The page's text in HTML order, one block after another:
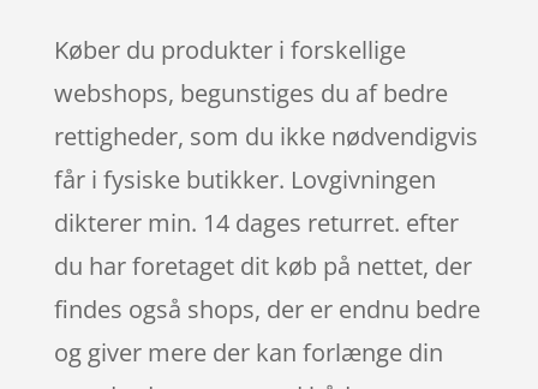
Køber du produkter i forskellige
webshops, begunstiges du af bedre
rettigheder, som du ikke nødvendigvis
får i fysiske butikker. Lovgivningen
dikterer min. 14 dages returret. efter
du har foretaget dit køb på nettet, der
findes også shops, der er endnu bedre
og giver mere der kan forlænge din